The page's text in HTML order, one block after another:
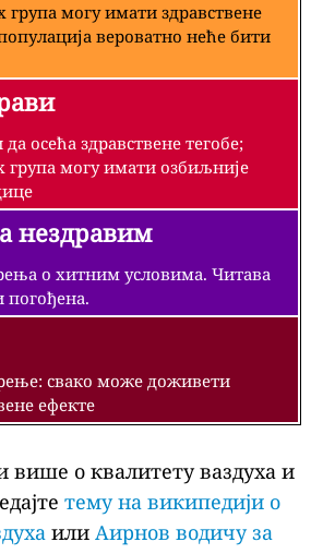
могу имати здравствене
вероватно неће бити
осећа здравствене тегобе;
група могу имати озбиљније
нездравим
о хитним условима. Читава
погођена.
свако може доживети
ефекте
више о квалитету ваздуха и
тему на википедији о
или Аирнов водичу за